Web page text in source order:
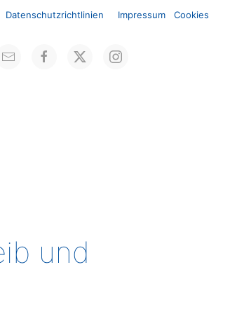
Datenschutzrichtlinien Impressum Cookies
und